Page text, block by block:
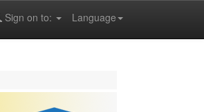
Language
Sign on to: